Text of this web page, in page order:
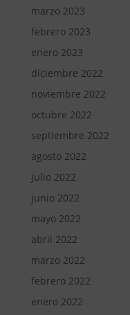
marzo 2023
febrero 2023
enero 2023
diciembre 2022
noviembre 2022
octubre 2022
septiembre 2022
agosto 2022
julio 2022
junio 2022
mayo 2022
abril 2022
marzo 2022
febrero 2022
enero 2022